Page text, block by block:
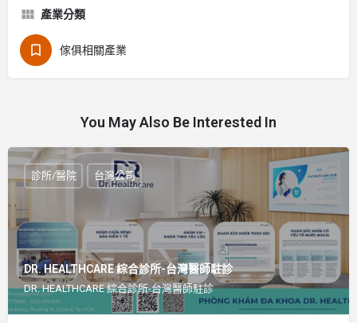
產業分類
傢俱相關產業
You May Also Be Interested In
DR. HEALTHCARE 綜合診所-台灣醫師駐診
DR. HEALTHCARE 綜合診所-台灣醫師駐診
診所/醫院 台灣公司